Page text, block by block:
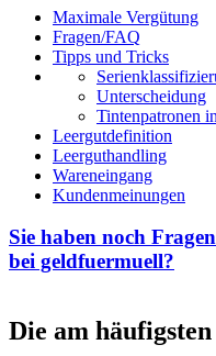
Maximale Vergütung
Fragen/FAQ
Tipps und Tricks
Unterscheidung
Tintenpatronen
Leergutdefinition
Leerguthandling
Wareneingang
Kundenmeinungen
Sie haben noch
bei geldfuermuell?
Die am